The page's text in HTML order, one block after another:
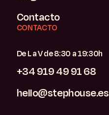
Contacto
CONTACTO
De L a V de 8:30 a 19:30h
+34 919 49 91 68
hello@stephouse.es